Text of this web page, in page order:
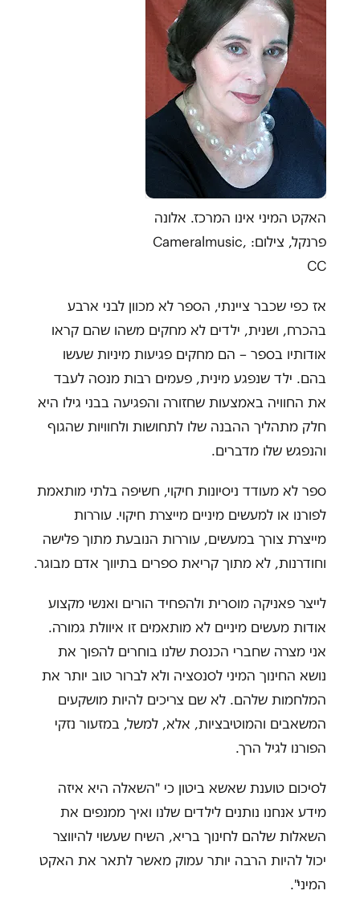
האקט המיני אינו המרכז. אלונה
פרנקל, צילום: Cameralmusic,
CC
אז כפי שכבר ציינתי, הספר לא מכוון לבני ארבע
בהכרח, ושנית, ילדים לא מחקים משהו שהם קראו
אודותיו בספר – הם מחקים פגיעות מיניות שעשו
בהם. ילד שנפגע מינית, פעמים רבות מנסה לעבד
את החוויה באמצעות שחזורה והפגיעה בבני גילו היא
חלק מתהליך ההבנה שלו לתחושות ולחוויות שהגוף
והנפגש שלו מדברים.
ספר לא מעודד ניסיונות חיקוי, חשיפה בלתי מותאמת
לפורנו או למעשים מיניים מייצרת חיקוי. עוררות
מייצרת צורך במעשים, עוררות הנובעת מתוך פלישה
וחודרנות, לא מתוך קריאת ספרים בתיווך אדם מבוגר.
לייצר פאניקה מוסרית ולהפחיד הורים ואנשי מקצוע
אודות מעשים מיניים לא מותאמים זו איוולת גמורה.
אני מצרה שחברי הכנסת שלנו בוחרים להפוך את
נושא החינוך המיני לסנסציה ולא לברור טוב יותר את
המלחמות שלהם. לא שם צריכים להיות מושקעים
המשאבים והמוטיבציות, אלא, למשל, במזעור נזקי
הפורנו לגיל הרך.
לסיכום טוענת שאשא ביטון כי "השאלה היא איזה
מידע אנחנו נותנים לילדים שלנו ואיך ממנפים את
השאלות שלהם לחינוך בריא, השיח שעשוי להיווצר
יכול להיות הרבה יותר עמוק מאשר לתאר את האקט
המיני".